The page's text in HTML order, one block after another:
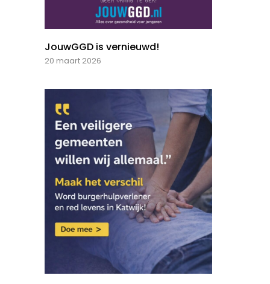
JouwGGD is vernieuwd!
20 maart 2026